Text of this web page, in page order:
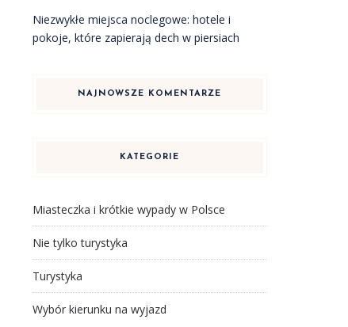
Niezwykłe miejsca noclegowe: hotele i
pokoje, które zapierają dech w piersiach
NAJNOWSZE KOMENTARZE
KATEGORIE
Miasteczka i krótkie wypady w Polsce
Nie tylko turystyka
Turystyka
Wybór kierunku na wyjazd